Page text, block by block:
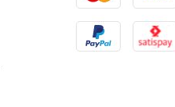
PayPal Satispay